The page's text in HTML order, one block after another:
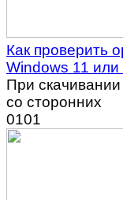
Как проверить
Windows 11 или
При
со сторонних
0101